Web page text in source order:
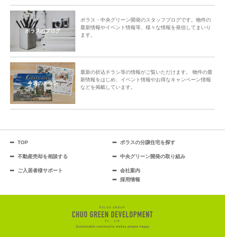
ポラスのブログ
ポラス・中央グリーン開発のスタッフブログです。物件の
最新情報やイベント情報等、様々な情報を発信してまいり
ます。
今週のチラシ
最新の折込チラシ等の情報がご覧いただけます。 物件の最
新情報をはじめ、イベント情報やお得なキャンペーン情報
などを掲載しています。
TOP ポラスの分譲住宅を探す
不動産売却を相談する 中央グリーン開発の取り組み
ご入居者様サポート
会社案内
採用情報